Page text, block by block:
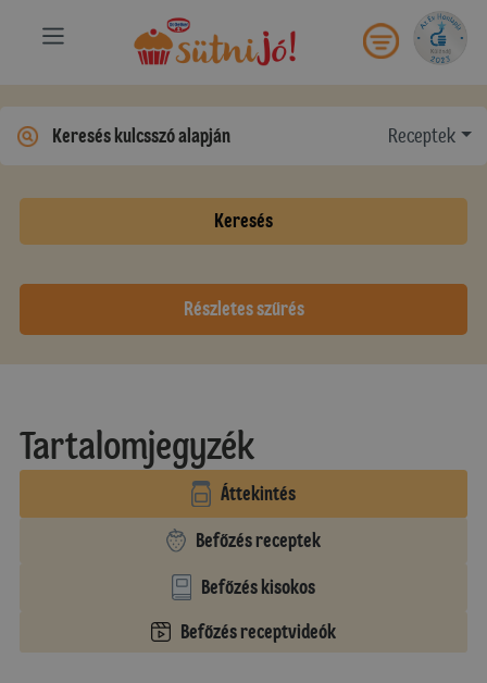
Receptek
Keresés
Részletes szűrés
Tartalomjegyzék
Áttekintés
Befőzés receptek
Befőzés kisokos
Befőzés receptvideók